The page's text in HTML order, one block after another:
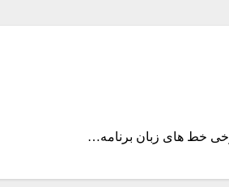
خط های زبان برنامه…